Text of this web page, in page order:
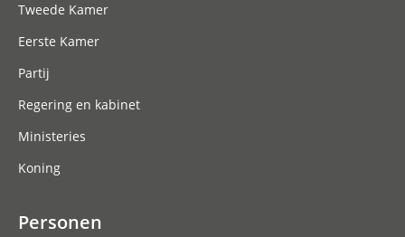
Tweede Kamer
Eerste Kamer
Partij
Regering en kabinet
Ministeries
Koning
Personen